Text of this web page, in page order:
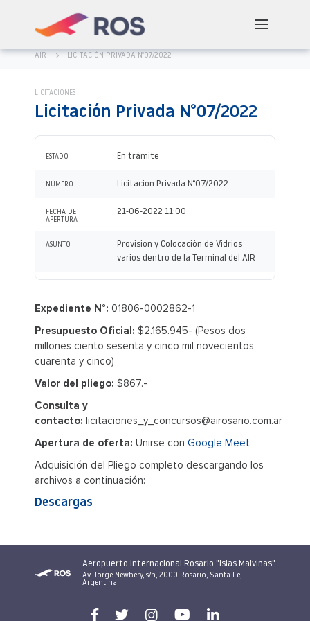
AIR LICITACIÓN PRIVADA N°07/2022
LICITACIONES
Licitación Privada N°07/2022
ESTADO En trámite
NÚMERO Licitación Privada N°07/2022
FECHA DE
APERTURA
21-06-2022 11:00
ASUNTO
Provisión y Colocación de Vidrios
varios dentro de la Terminal del AIR
Expediente N°: 01806-0002862-1
Presupuesto Oficial: $2.165.945- (Pesos dos
millones ciento sesenta y cinco mil novecientos
cuarenta y cinco)
Valor del pliego: $867.-
Consulta y
contacto: licitaciones_y_concursos@airosario.com.ar
Apertura de oferta: Unirse con Google Meet
Adquisición del Pliego completo descargando los
archivos a continuación:
Descargas
Aeropuerto Internacional Rosario "Islas Malvinas"
Av. Jorge Newbery, s/n, 2000 Rosario, Santa Fe,
Argentina